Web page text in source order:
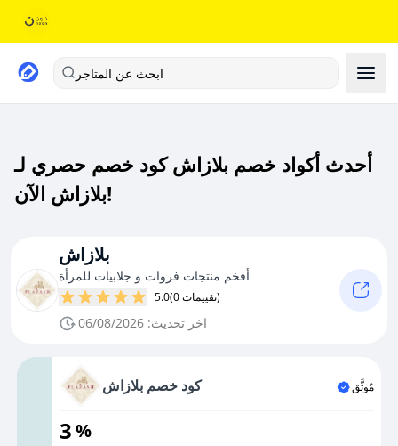
ابحث عن المتاجر
أحدث أكواد خصم بلازاش كود خصم حصري لـ
بلازاش الآن!
بلازاش
أفخم منتجات فروات و جلابيات للمرأة
5.0 (0 تقييمات)
اخر تحديث: 06/08/2026
كود خصم بلازاش مُوثَّق
3%